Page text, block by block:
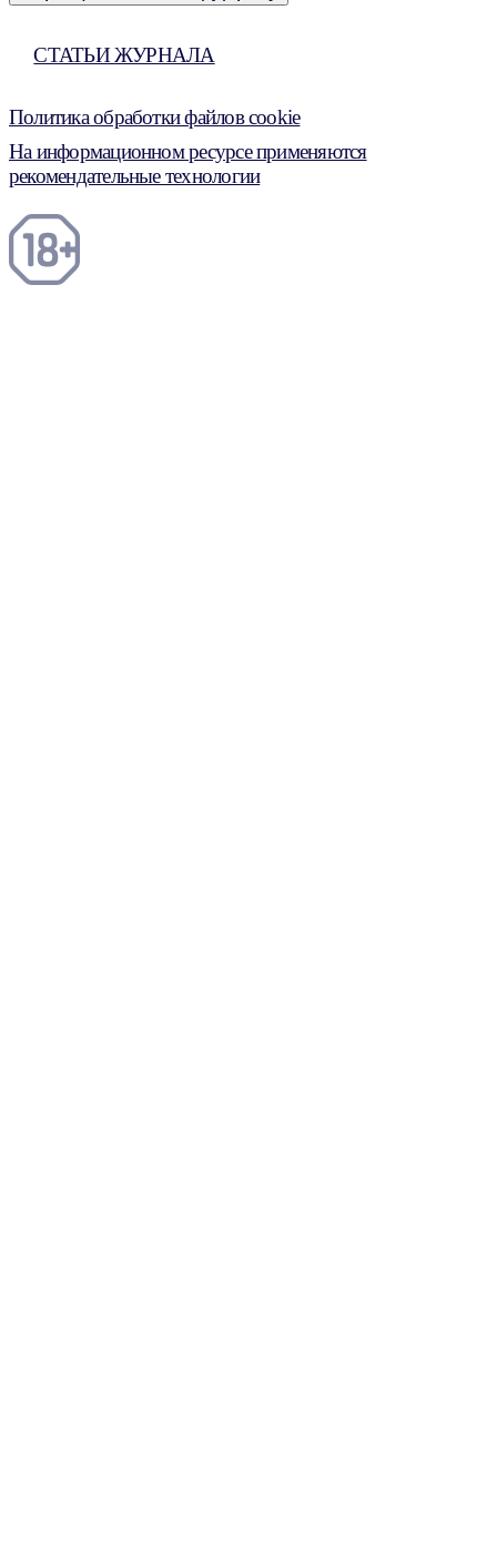
СТАТЬИ ЖУРНАЛА
Политика обработки файлов cookie
На информационном ресурсе применяются
рекомендательные технологии